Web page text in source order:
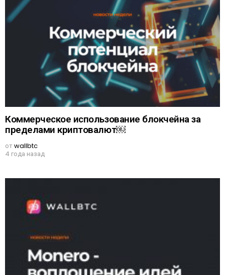
Коммерческое использование блокчейна за
пределами криптовалют￼
отwallbtc
4 года назад